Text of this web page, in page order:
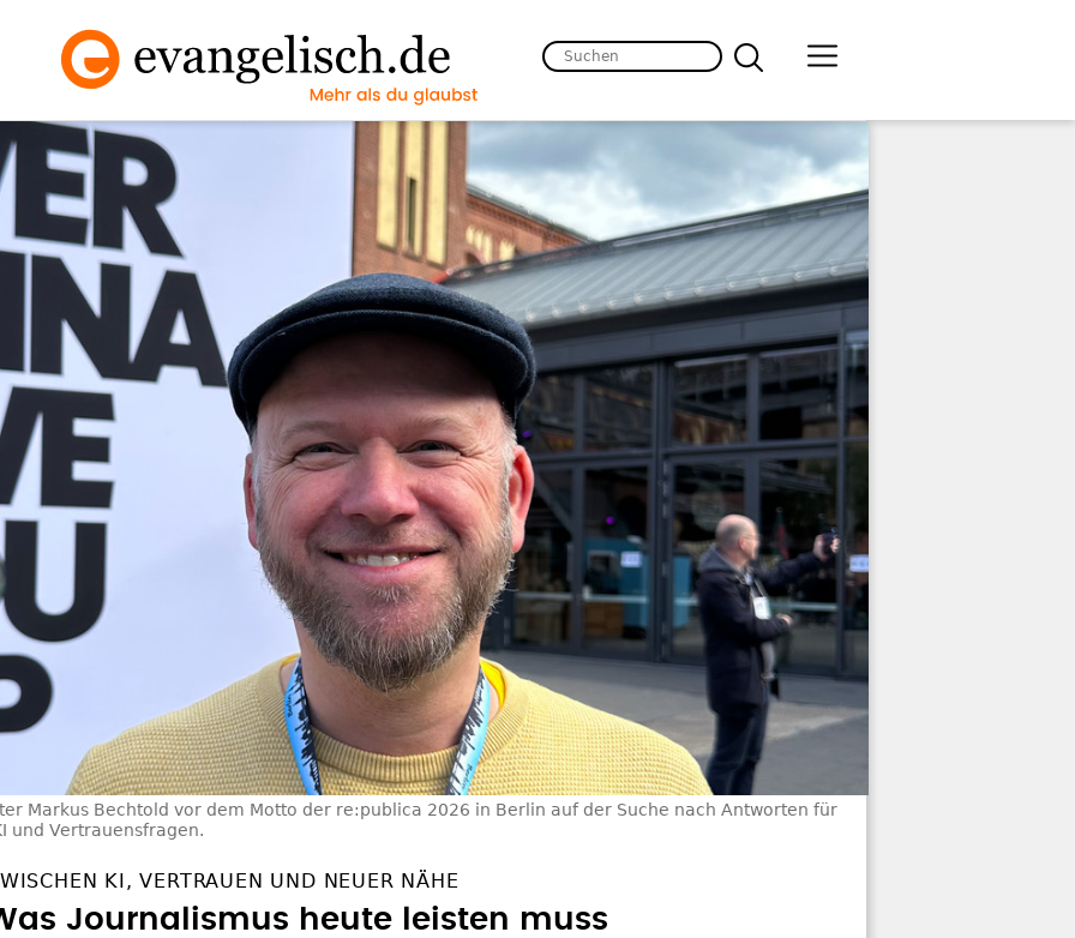
Markus Bechtold vor dem Motto der re:publica 2026 in Berlin auf der Suche nach Antworten für
und Vertrauensfragen.
KI, VERTRAUEN UND NEUER NÄHE
Journalismus heute leisten muss